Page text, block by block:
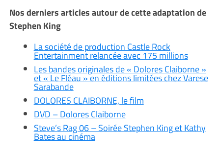
Nos derniers articles autour de cette adaptation de
Stephen King
La société de production Castle Rock
Entertainment relancée avec 175 millions
Les bandes originales de « Dolores Claiborne »
et « Le Fléau » en éditions limitées chez Varese
Sarabande
DOLORES CLAIBORNE, le film
DVD – Dolores Claiborne
Steve’s Rag 06 – Soirée Stephen King et Kathy
Bates au cinéma